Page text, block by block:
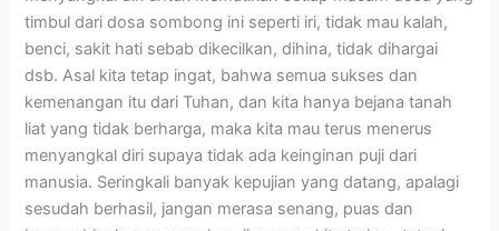
timbul dari dosa sombong ini seperti iri, tidak mau kalah,
benci, sakit hati sebab dikecilkan, dihina, tidak dihargai
dsb. Asal kita tetap ingat, bahwa semua sukses dan
kemenangan itu dari Tuhan, dan kita hanya bejana tanah
liat yang tidak berharga, maka kita mau terus menerus
menyangkal diri supaya tidak ada keinginan puji dari
manusia. Seringkali banyak kepujian yang datang, apalagi
sesudah berhasil, jangan merasa senang, puas dan